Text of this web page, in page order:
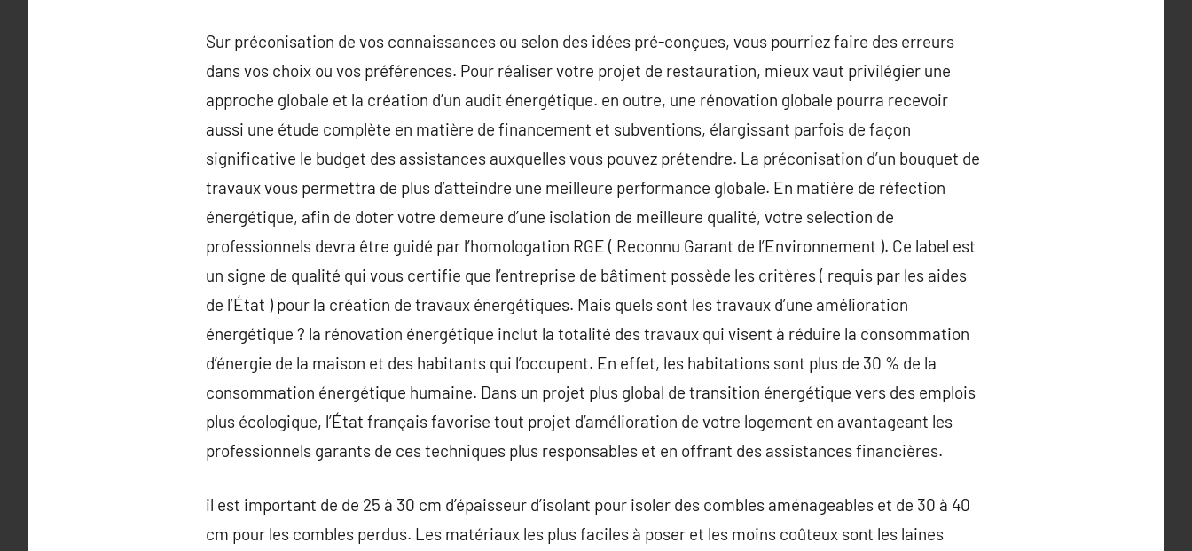
Sur préconisation de vos connaissances ou selon des idées pré-conçues, vous pourriez faire des erreurs
dans vos choix ou vos préférences. Pour réaliser votre projet de restauration, mieux vaut privilégier une
approche globale et la création d’un audit énergétique. en outre, une rénovation globale pourra recevoir
aussi une étude complète en matière de financement et subventions, élargissant parfois de façon
significative le budget des assistances auxquelles vous pouvez prétendre. La préconisation d’un bouquet de
travaux vous permettra de plus d’atteindre une meilleure performance globale. En matière de réfection
énergétique, afin de doter votre demeure d’une isolation de meilleure qualité, votre selection de
professionnels devra être guidé par l’homologation RGE ( Reconnu Garant de l’Environnement ). Ce label est
un signe de qualité qui vous certifie que l’entreprise de bâtiment possède les critères ( requis par les aides
de l’État ) pour la création de travaux énergétiques. Mais quels sont les travaux d’une amélioration
énergétique ? la rénovation énergétique inclut la totalité des travaux qui visent à réduire la consommation
d’énergie de la maison et des habitants qui l’occupent. En effet, les habitations sont plus de 30 % de la
consommation énergétique humaine. Dans un projet plus global de transition énergétique vers des emplois
plus écologique, l’État français favorise tout projet d’amélioration de votre logement en avantageant les
professionnels garants de ces techniques plus responsables et en offrant des assistances financières.
il est important de de 25 à 30 cm d’épaisseur d’isolant pour isoler des combles aménageables et de 30 à 40
cm pour les combles perdus. Les matériaux les plus faciles à poser et les moins coûteux sont les laines